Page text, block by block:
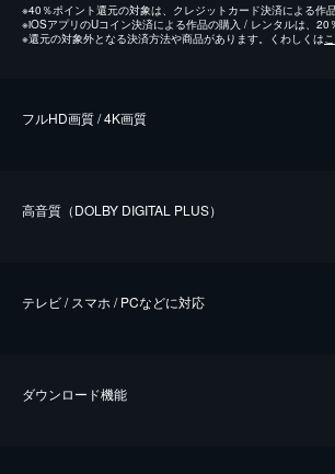
※40％ポイント還元の対象は、クレジットカード決済による作
※iOSアプリのUコイン決済による作品の購入 / レンタルは、20
※還元の対象外となる決済方法や商品があります。くわしくは
フルHD画質 / 4K画質
⾼⾳質（DOLBY DIGITAL PLUS）
テレビ / スマホ / PCなどに対応
ダウンロード機能